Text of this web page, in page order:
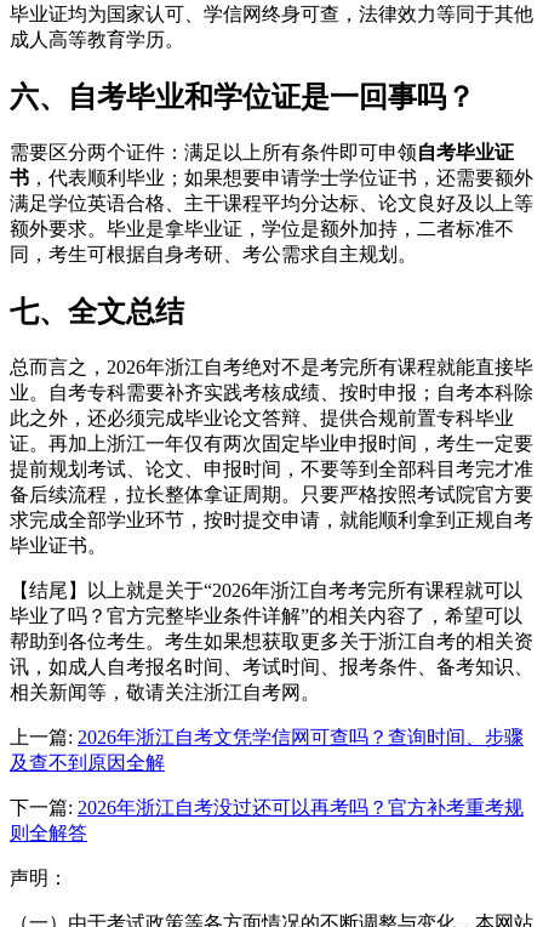
毕业证均为国家认可、学信网终身可查，法律效力等同于其他
成人高等教育学历。
六、自考毕业和学位证是一回事吗？
需要区分两个证件：满足以上所有条件即可申领自考毕业证
书 ，代表顺利毕业；如果想要申请学士学位证书，还需要额外
满足学位英语合格、主干课程平均分达标、论文良好及以上等
额外要求。毕业是拿毕业证，学位是额外加持，二者标准不
同，考生可根据自身考研、考公需求自主规划。
七、全文总结
总而言之，2026年浙江自考绝对不是考完所有课程就能直接毕
业。自考专科需要补齐实践考核成绩、按时申报；自考本科除
此之外，还必须完成毕业论文答辩、提供合规前置专科毕业
证。再加上浙江一年仅有两次固定毕业申报时间，考生一定要
提前规划考试、论文、申报时间，不要等到全部科目考完才准
备后续流程，拉长整体拿证周期。只要严格按照考试院官方要
求完成全部学业环节，按时提交申请，就能顺利拿到正规自考
毕业证书。
【结尾】以上就是关于“2026年浙江自考考完所有课程就可以
毕业了吗？官方完整毕业条件详解”的相关内容了，希望可以
帮助到各位考生。考生如果想获取更多关于浙江自考的相关资
讯，如成人自考报名时间、考试时间、报考条件、备考知识、
相关新闻等，敬请关注浙江自考网。
上一篇: 2026年浙江自考文凭学信网可查吗？查询时间、步骤
及查不到原因全解
下一篇: 2026年浙江自考没过还可以再考吗？官方补考重考规
则全解答
声明：
（一）由于考试政策等各方面情况的不断调整与变化，本网站